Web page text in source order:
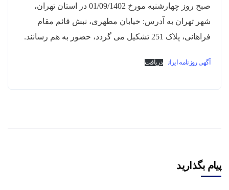
صبح روز چهارشنبه مورخ 01/09/1402 در استان تهران،
شهر تهران به آدرس: خیابان مطهری، نبش قائم مقام
فراهانی، پلاک 251 تشکیل می گردد، حضور به هم رسانند.
آگهی روزنامه ایران دریافت
پیام بگذارید